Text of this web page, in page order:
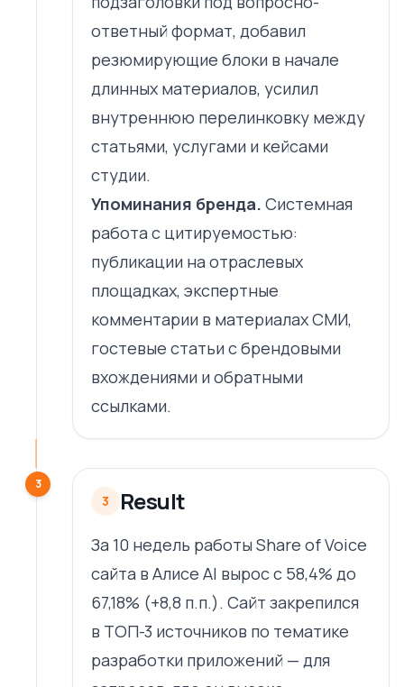
ответный формат, добавил
резюмирующие блоки в начале
длинных материалов, усилил
внутреннюю перелинковку между
статьями, услугами и кейсами
студии.
Упоминания бренда. Системная
работа с цитируемостью:
публикации на отраслевых
площадках, экспертные
комментарии в материалах СМИ,
гостевые статьи с брендовыми
вхождениями и обратными
ссылками.
3
3 Result
За 10 недель работы Share of Voice
сайта в Алисе AI вырос с 58,4% до
67,18% (+8,8 п.п.). Сайт закрепился
в ТОП-3 источников по тематике
разработки приложений — для